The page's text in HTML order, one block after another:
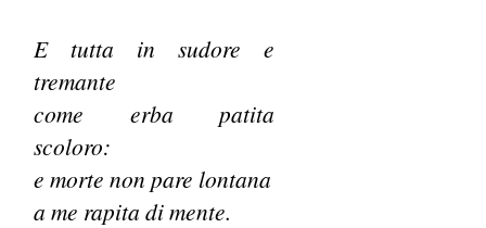
E tutta in sudore e
tremante
come erba patita
scoloro:
e morte non pare lontana
a me rapita di mente.